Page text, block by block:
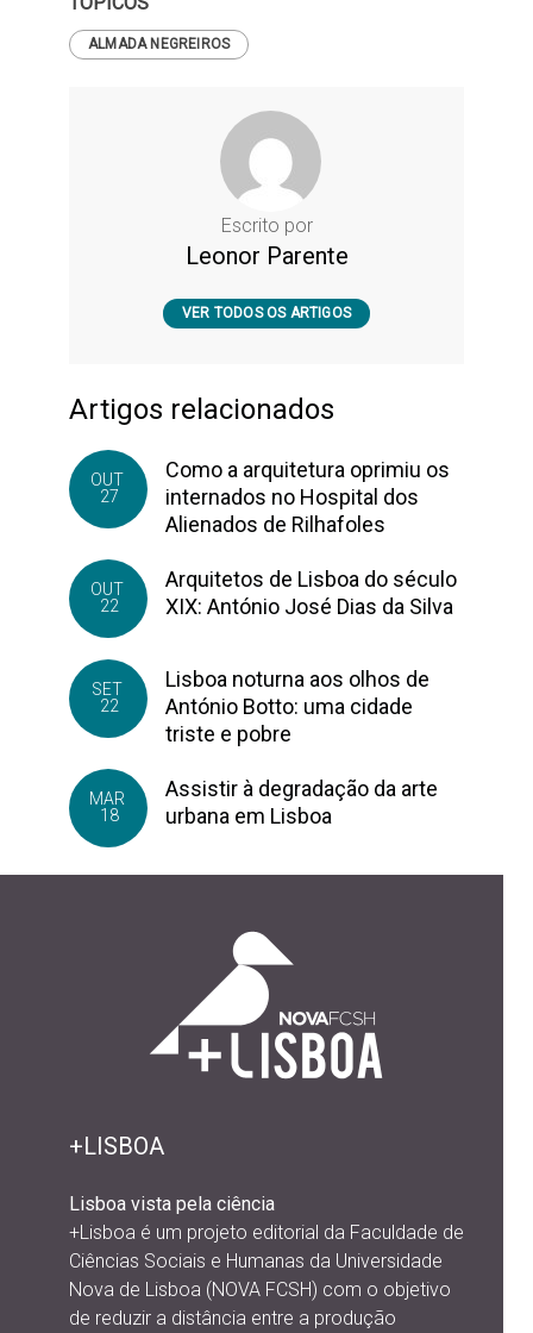
ALMADA NEGREIROS
Escrito por
Leonor Parente
VER TODOS OS ARTIGOS
Artigos relacionados
OUT
27
Como a arquitetura oprimiu os
internados no Hospital dos
Alienados de Rilhafoles
OUT
22
Arquitetos de Lisboa do século
XIX: António José Dias da Silva
SET
22
Lisboa noturna aos olhos de
António Botto: uma cidade
triste e pobre
MAR
18
Assistir à degradação da arte
urbana em Lisboa
+LISBOA
Lisboa vista pela ciência
+Lisboa é um projeto editorial da Faculdade de
Ciências Sociais e Humanas da Universidade
Nova de Lisboa (NOVA FCSH) com o objetivo
de reduzir a distância entre a produção